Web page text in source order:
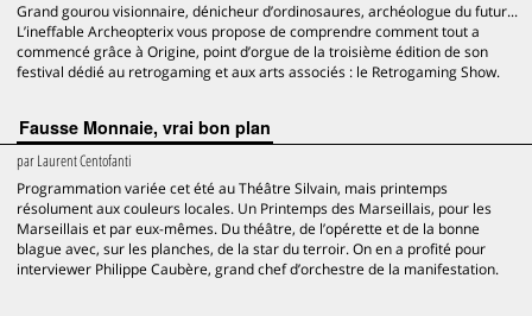
Grand gourou visionnaire, dénicheur d’ordinosaures, archéologue du futur...
L’ineffable Archeopterix vous propose de comprendre comment tout a
commencé grâce à Origine, point d’orgue de la troisième édition de son
festival dédié au retrogaming et aux arts associés : le Retrogaming Show.
Fausse Monnaie, vrai bon plan
parLaurent Centofanti
Programmation variée cet été au Théâtre Silvain, mais printemps
résolument aux couleurs locales. Un Printemps des Marseillais, pour les
Marseillais et par eux-mêmes. Du théâtre, de l’opérette et de la bonne
blague avec, sur les planches, de la star du terroir. On en a profité pour
interviewer Philippe Caubère, grand chef d’orchestre de la manifestation.